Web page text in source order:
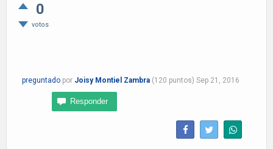
0
votos
preguntado por Joisy Montiel Zambra (120 puntos) Sep 21, 2016